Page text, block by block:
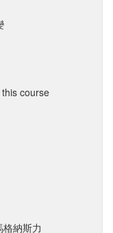
course
納斯力